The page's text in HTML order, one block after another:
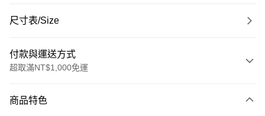
尺寸表/Size
付款與運送方式
超取滿NT$1,000免運
信用卡一次付款
商品特色